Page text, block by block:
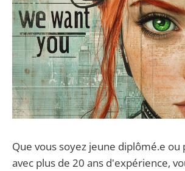
Que vous soyez jeune diplômé.e
avec plus de 20 ans d'expérience,